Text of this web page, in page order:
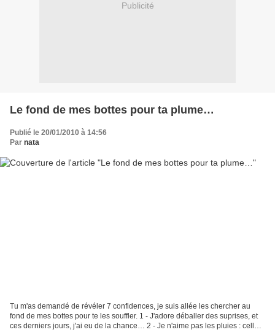
Publicité
Le fond de mes bottes pour ta plume…
Publié le 20/01/2010 à 14:56
Par nata
Tu m'as demandé de révéler 7 confidences, je suis allée les chercher au
fond de mes bottes pour te les souffler. 1 - J'adore déballer des suprises, et
ces derniers jours, j'ai eu de la chance… 2 - Je n'aime pas les pluies : celle